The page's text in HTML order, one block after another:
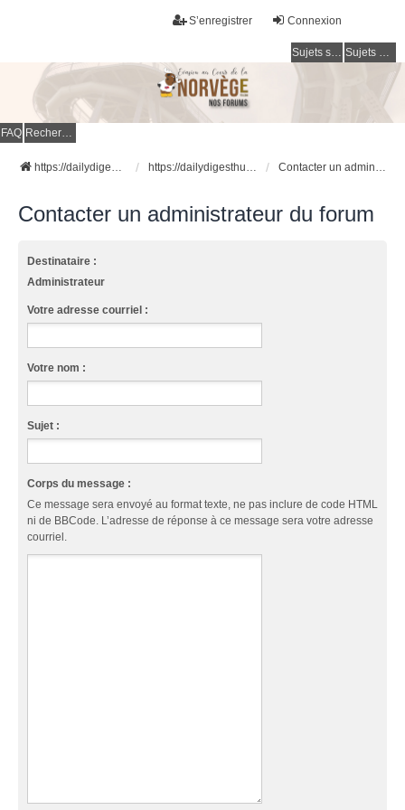
Connexion
S’enregistrer
Sujets sans réponse Sujets actifs
FAQ Rechercher
https://dailydigesthub.com https://dailydigesthub.com Contacter un administrateur du forum
Contacter un administrateur du forum
Destinataire :
Administrateur
Votre adresse courriel :
Votre nom :
Sujet :
Corps du message :
Ce message sera envoyé au format texte, ne pas inclure de code HTML
ni de BBCode. L’adresse de réponse à ce message sera votre adresse
courriel.